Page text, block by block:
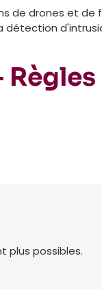
de drones et de
plus possibles.